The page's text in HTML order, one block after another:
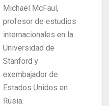
Michael McFaul,
profesor de estudios
internacionales en la
Universidad de
Stanford y
exembajador de
Estados Unidos en
Rusia.